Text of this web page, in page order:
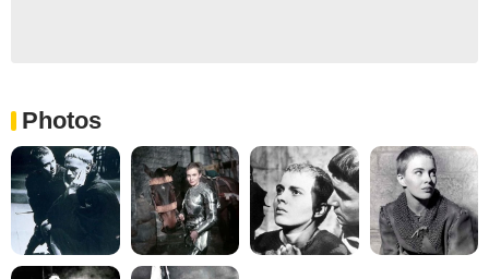
Photos